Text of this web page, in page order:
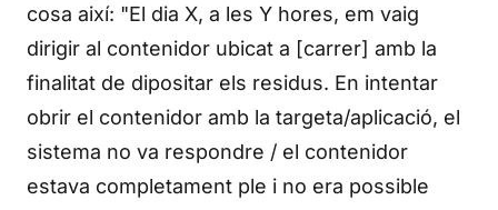
cosa així: "El dia X, a les Y hores, em vaig
dirigir al contenidor ubicat a [carrer] amb la
finalitat de dipositar els residus. En intentar
obrir el contenidor amb la targeta/aplicació, el
sistema no va respondre / el contenidor
estava completament ple i no era possible